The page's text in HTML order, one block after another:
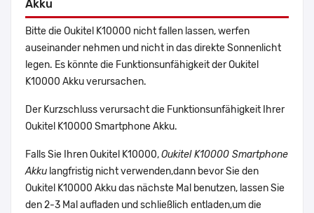
Akku
Bitte die Oukitel K10000 nicht fallen lassen, werfen
auseinander nehmen und nicht in das direkte Sonnenlicht
legen. Es könnte die Funktionsunfähigkeit der Oukitel
K10000 Akku verursachen.
Der Kurzschluss verursacht die Funktionsunfähigkeit Ihrer
Oukitel K10000 Smartphone Akku.
Falls Sie Ihren Oukitel K10000,Oukitel K10000 Smartphone
Akku langfristig nicht verwenden,dann bevor Sie den
Oukitel K10000 Akku das nächste Mal benutzen, lassen Sie
den 2-3 Mal aufladen und schließlich entladen,um die